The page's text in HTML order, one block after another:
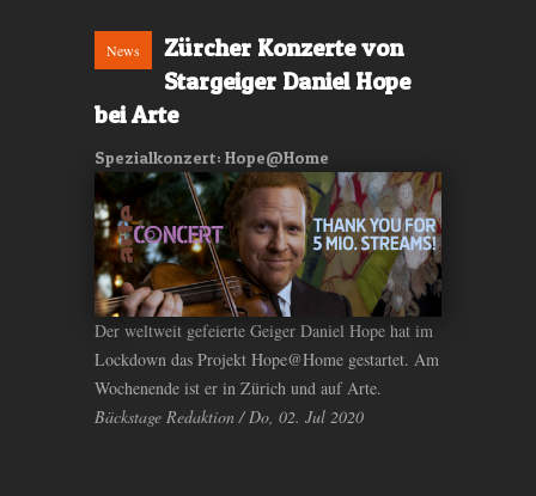
News
Zürcher Konzerte von
Stargeiger Daniel Hope
bei Arte
Spezialkonzert: Hope@Home
Der weltweit gefeierte Geiger Daniel Hope hat im
Lockdown das Projekt Hope@Home gestartet. Am
Wochenende ist er in Zürich und auf Arte.
Bäckstage Redaktion / Do, 02. Jul 2020